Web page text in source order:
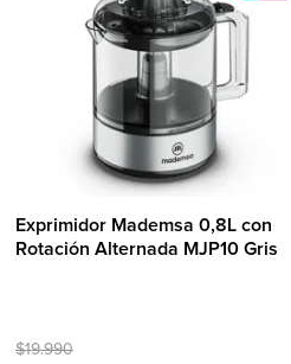
Exprimidor Mademsa 0,8L con
Rotación Alternada MJP10 Gris
$19.990